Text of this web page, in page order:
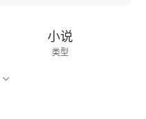
小说
类型